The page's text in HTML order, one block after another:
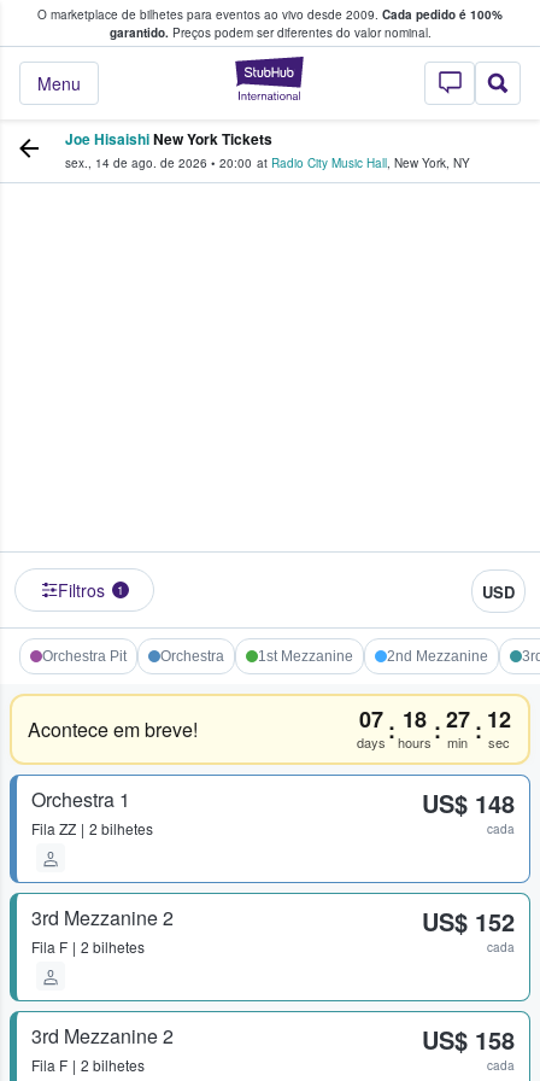
O marketplace de bilhetes para eventos ao vivo desde 2009. Cada pedido é 100%
garantido.Preços podem ser diferentes do valor nominal.
StubHub – onde
Menu
fãs compram e vendem bilhetes
Joe HisaishiNew York Tickets
sex., 14 de ago. de 2026 • 20:00 at Radio City Music Hall, New York, NY
Filtros 1 USD
Orchestra Pit Orchestra 1st Mezzanine 2nd Mezzanine
Acontece em breve! 07
days : 18
hours :27
min : 12
sec
Orchestra 1
Fila ZZ 2 bilhetes
US$ 148
cada
3rd Mezzanine 2
Fila F 2 bilhetes
US$ 152
cada
3rd Mezzanine 2
Fila F 2 bilhetes
US$ 158
cada